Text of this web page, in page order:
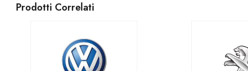
Prodotti Correlati